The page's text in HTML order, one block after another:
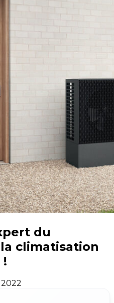
du
climatisation
!